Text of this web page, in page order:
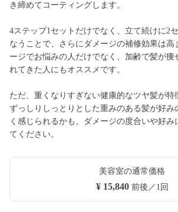
き締めてコーティングします。
4ステップ1セットだけでなく、立て続けに2
なうことで、さらにダメージの補修効果は高
ージでお悩みの人だけでなく、加齢で髪が痩
れてきた人にもオススメです。
ただ、重くなりすぎない健康的なツヤ髪が特
ずっしりしっとりとした重みのある髪が好み
く感じられるかも。ダメージの度合いや好み
てください。
美容室の通常価格
¥ 15,840前後／1回